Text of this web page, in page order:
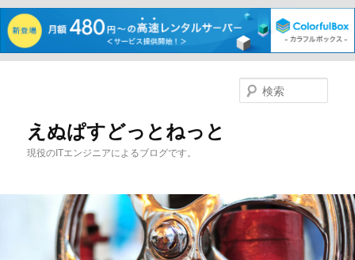
えぬぱすどっとねっと
現役のITエンジニアによるブログです。
索